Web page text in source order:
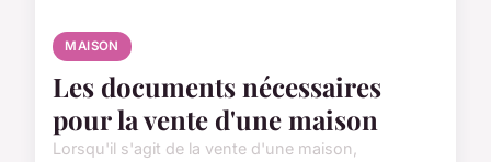
MAISON
Les documents nécessaires
pour la vente d'une maison
Lorsqu'il s'agit de la vente d'une maison,